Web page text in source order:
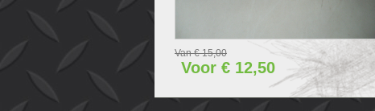
Van € 15,00
Voor € 12,50